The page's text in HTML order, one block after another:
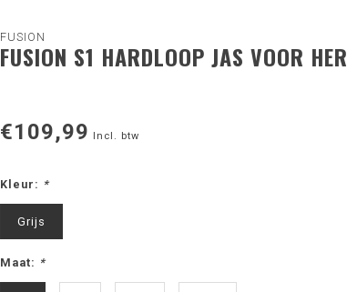
FUSION
FUSION S1 HARDLOOP JAS VOOR
€109,99 Incl. btw
Kleur: *
Grijs
Maat: *